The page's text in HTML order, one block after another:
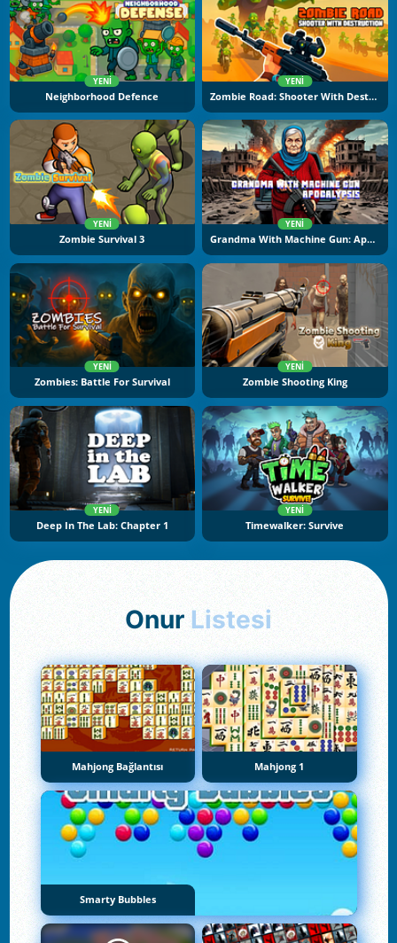
YENI
Neighborhood Defence
YENI
Zombie Road: Shooter With Destruction
YENI
Zombie Survival 3
YENI
Grandma With Machine Gun: Apocalypsis
YENI
Zombies: Battle For Survival
YENI
Zombie Shooting King
YENI
Deep In The Lab: Chapter 1
YENI
Timewalker: Survive
Onur Listesi
Mahjong Bağlantısı Mahjong 1
Smarty Bubbles